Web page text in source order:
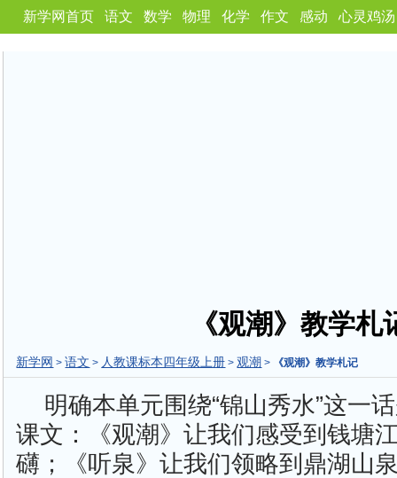
新学网首页 语文 数学 物理 化学 作文 感动 心灵鸡汤
《观潮》教学札
新学网 >语文 > 人教课标本四年级上册 > 观潮 > 《观潮》教学札记
明确本单元围绕“锦山秀水”这一
课文：《观潮》让我们感受到钱塘
礴；《听泉》让我们领略到鼎湖山